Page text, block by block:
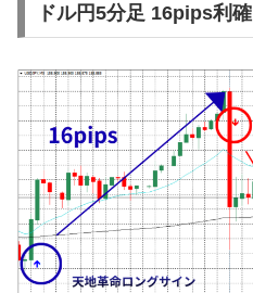
ドル円5分足 16pips利確